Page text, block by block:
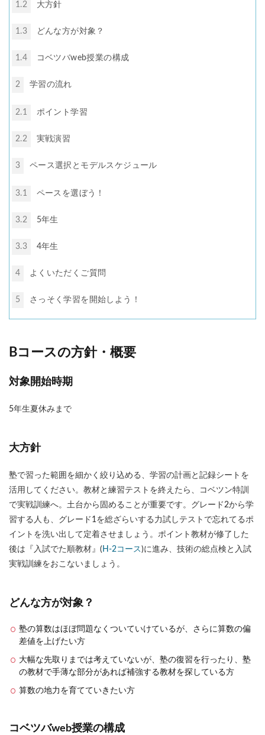
1.2 大方針
1.3 どんな方が対象？
1.4 コベツバweb授業の構成
2 学習の流れ
2.1 ポイント学習
2.2 実戦演習
3 ペース選択とモデルスケジュール
3.1 ペースを選ぼう！
3.2 5年生
3.3 4年生
4 よくいただくご質問
5 さっそく学習を開始しよう！
Bコースの方針・概要
対象開始時期
5年生夏休みまで
大方針
塾で習った範囲を細かく絞り込める、学習の計画と記録シートを
活用してください。教材と練習テストを終えたら、コベツン特訓
で実戦訓練へ。土台から固めることが重要です。グレード2から学
習する人も、グレード1を総ざらいする力試しテストで忘れてるポ
イントを洗い出して定着させましょう。ポイント教材が修了した
後は『入試でた順教材』( H-2コース )に進み、技術の総点検と入試
実戦訓練をおこないましょう。
どんな方が対象？
塾の算数はほぼ問題なくついていけているが、さらに算数の偏
差値を上げたい方
大幅な先取りまでは考えていないが、塾の復習を行ったり、塾
の教材で手薄な部分があれば補強する教材を探している方
算数の地力を育てていきたい方
コベツバweb授業の構成